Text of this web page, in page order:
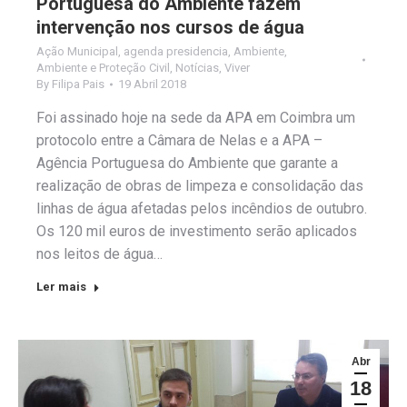
intervenção nos cursos de água
Ação Municipal , agenda presidencia, Ambiente,
Ambiente e Proteção Civil , Notícias, Viver
By Filipa Pais 19 Abril 2018
Foi assinado hoje na sede da APA em Coimbra um
protocolo entre a Câmara de Nelas e a APA –
Agência Portuguesa do Ambiente que garante a
realização de obras de limpeza e consolidação das
linhas de água afetadas pelos incêndios de outubro.
Os 120 mil euros de investimento serão aplicados
nos leitos de água…
Ler mais
Abr
18